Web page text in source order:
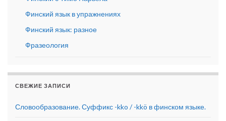
Финский язык в упражнениях
Финский язык: разное
Фразеология
СВЕЖИЕ ЗАПИСИ
Словообразование. Суффикс -kko / -kkö в финском языке.